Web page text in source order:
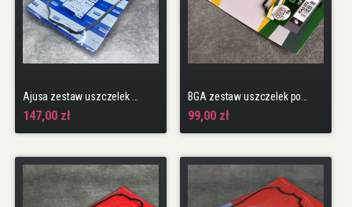
147,00 zł 99,00 zł